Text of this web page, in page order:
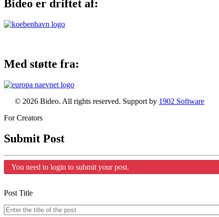
Bideo er driftet af:
Med støtte fra:
© 2026 Bideo. All rights reserved. Support by 1902 Software
For Creators
Submit Post
You need to login to submit your post.
Post Title